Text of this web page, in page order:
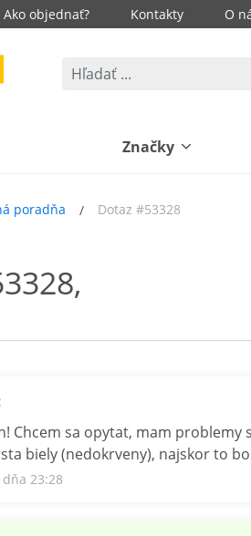
Ako objednať? Kontakty O
Značky
poradňa Dotaz #53328
Chcem sa opytat, mam
biely (nedokrveny), najskor to
23:28